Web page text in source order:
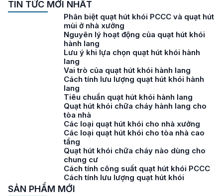
TIN TỨC MỚI NHẤT
Phân biệt quạt hút khói PCCC và quạt hút
mùi ở nhà xưởng
Nguyên lý hoạt động của quạt hút khói
hành lang
Lưu ý khi lựa chọn quạt hút khói hành
lang
Vai trò của quạt hút khói hành lang
Cách tính lưu lượng quạt hút khói hành
lang
Tiêu chuẩn quạt hút khói hành lang
Quạt hút khói chữa cháy hành lang cho
tòa nhà
Các loại quạt hút khói cho nhà xưởng
Các loại quạt hút khói cho tòa nhà cao
tầng
Quạt hút khói chữa cháy nào dùng cho
chung cư
Cách tính công suất quạt hút khói PCCC
Cách tính lưu lượng quạt hút khói
SẢN PHẨM MỚI